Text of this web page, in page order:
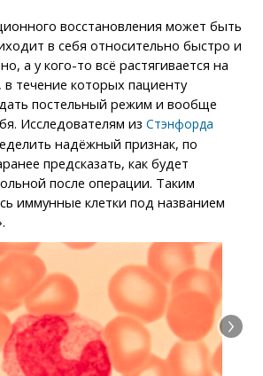
восстановления может быть
в себя относительно быстро и
а у кого-то всё растягивается на
в течение которых пациенту
постельный режим и вообще
Исследователям из Стэнфорда
надёжный признак, по
предсказать, как будет
после операции. Таким
иммунные клетки под названием